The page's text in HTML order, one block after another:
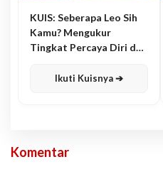
KUIS: Seberapa Leo Sih
Kamu? Mengukur
Tingkat Percaya Diri dan
Ikuti Kuisnya ➔
Komentar